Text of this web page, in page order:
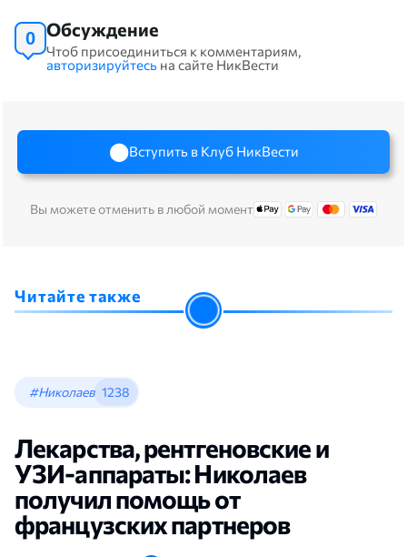
0 Обсуждение
Чтоб присоединиться к комментариям,
авторизируйтесь на сайте НикВести
Вступить в Клуб НикВести
Вы можете отменить в любой момент
Читайте также
#Николаев 1238
Лекарства, рентгеновские и
УЗИ-аппараты: Николаев
получил помощь от
французских партнеров